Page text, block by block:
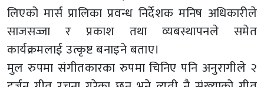
लिएको मार्स प्रालिका प्रवन्ध निर्देशक मनिष अधिकारीले
साजसज्जा र प्रकाश तथा व्यबस्थापनले समेत
कार्यक्रमलाई उत्कृष्ट बनाइने बताए।
मुल रुपमा संगीतकारका रुपमा चिनिए पनि अनुरागीले २